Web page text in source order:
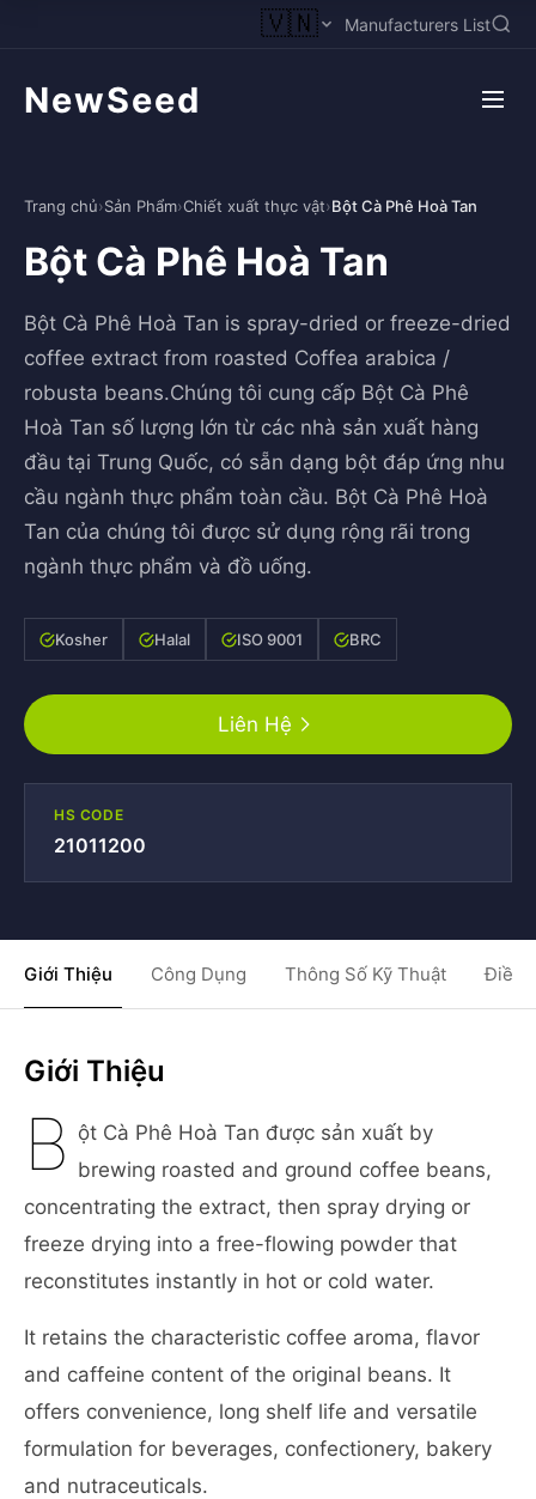
🇻🇳 Manufacturers List
NewSeed
Trang chủ›Sản Phẩm›Chiết xuất thực vật›Bột Cà Phê Hoà Tan
Bột Cà Phê Hoà Tan
Bột Cà Phê Hoà Tan is spray-dried or freeze-dried
coffee extract from roasted Coffea arabica /
robusta beans.Chúng tôi cung cấp Bột Cà Phê
Hoà Tan số lượng lớn từ các nhà sản xuất hàng
đầu tại Trung Quốc, có sẵn dạng bột đáp ứng nhu
cầu ngành thực phẩm toàn cầu. Bột Cà Phê Hoà
Tan của chúng tôi được sử dụng rộng rãi trong
ngành thực phẩm và đồ uống.
Kosher Halal ISO 9001 BRC
Liên Hệ
HS CODE
21011200
Giới Thiệu Công Dụng Thông Số Kỹ Thuật Điều
Giới Thiệu
B ột Cà Phê Hoà Tan được sản xuất by
brewing roasted and ground coffee beans,
concentrating the extract, then spray drying or
freeze drying into a free-flowing powder that
reconstitutes instantly in hot or cold water.
It retains the characteristic coffee aroma, flavor
and caffeine content of the original beans. It
offers convenience, long shelf life and versatile
formulation for beverages, confectionery, bakery
and nutraceuticals.